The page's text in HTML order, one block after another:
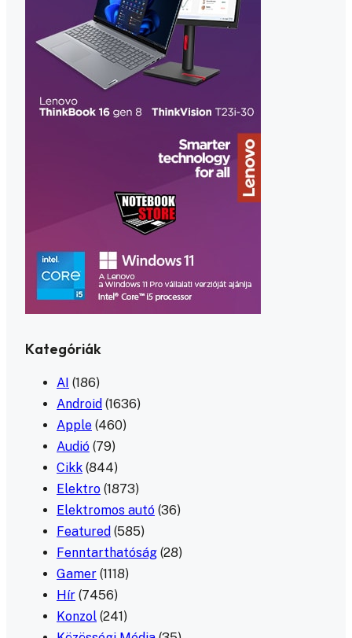
Kategóriák
AI (186)
Android (1636)
Apple (460)
Audió (79)
Cikk (844)
Elektro (1873)
Elektromos autó (36)
Featured (585)
Fenntarthatóság (28)
Gamer (1118)
Hír (7456)
Konzol (241)